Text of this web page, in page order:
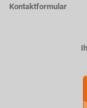
Kontaktformular